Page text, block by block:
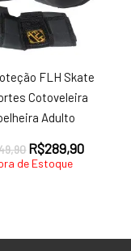
FLH Skate
Cotoveleira
Adulto
O
preço
R$289,90O
de Estoque